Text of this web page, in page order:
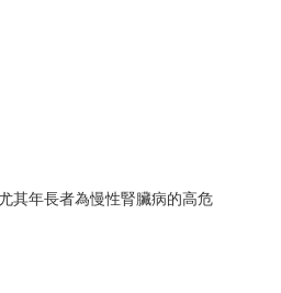
其年長者為慢性腎臟病的高危